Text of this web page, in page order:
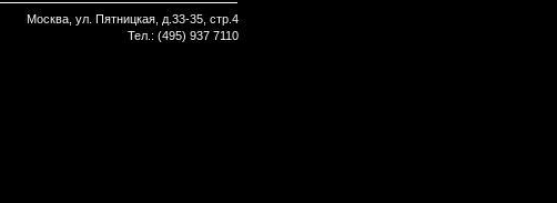
Москва, ул. Пятницкая, д.33-35, стр.4
Тел.: (495) 937 7110